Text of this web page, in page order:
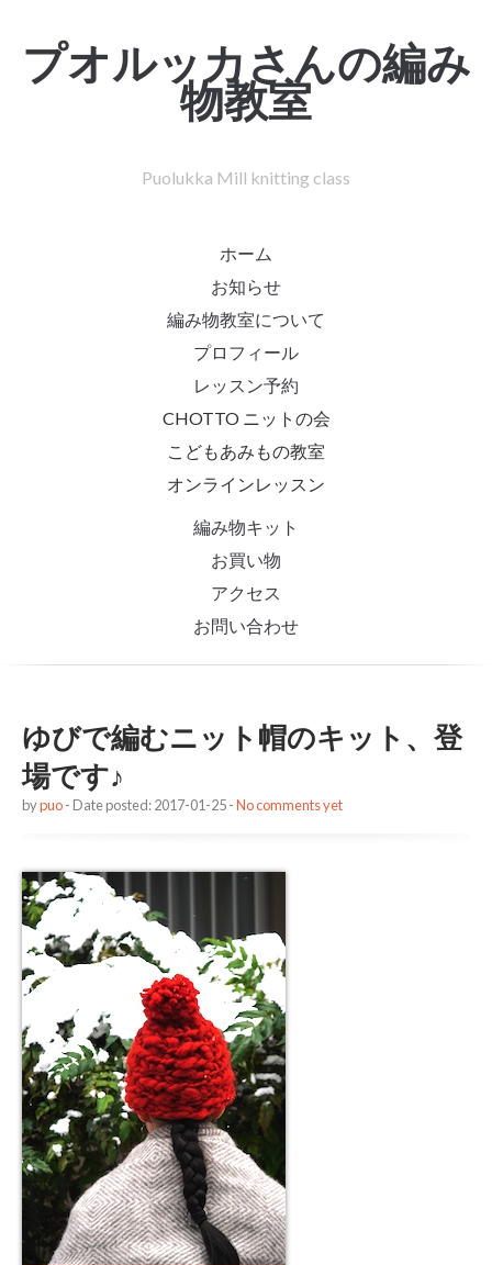
プオルッカさんの編み
物教室
Puolukka Mill knitting class
ホーム
お知らせ
編み物教室について
プロフィール
レッスン予約
CHOTTO ニットの会
こどもあみもの教室
オンラインレッスン
編み物キット
お買い物
アクセス
お問い合わせ
ゆびで編むニット帽のキット、登
場です♪
bypuo- Date posted: 2017-01-25 -No comments yet